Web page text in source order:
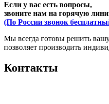
Если у вас есть вопросы,
звоните нам на горячую
(По России звонок
Мы всегда готовы решить
позволяет производить
Контакты